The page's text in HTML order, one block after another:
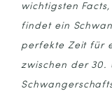
wichtigsten
findet ein
perfekte Zeit für
zwischen der 30.